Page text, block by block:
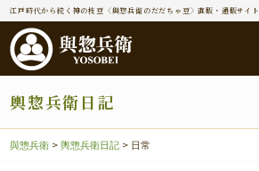
江戸時代から続く神の枝豆〈與惣兵衛のだだちゃ豆〉直販・通販サイト
輿惣兵衛日記
與惣兵衛 >輿惣兵衛日記 > 日常